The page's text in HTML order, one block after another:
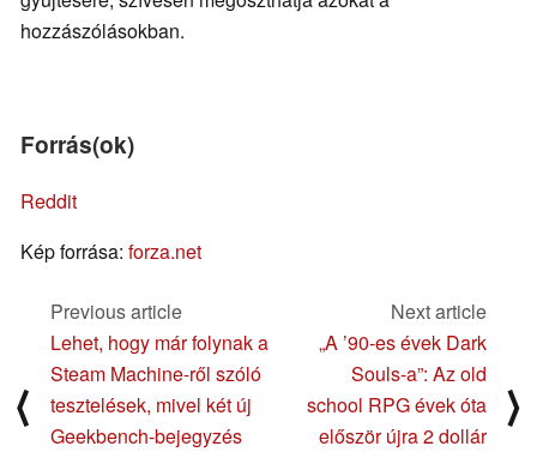
hozzászólásokban.
Forrás(ok)
Reddit
Kép forrása: forza.net
⟨
Previous article
Lehet, hogy már folynak a
Steam Machine-ről szóló
tesztelések, mivel két új
Geekbench-bejegyzés
Next article
„A ’90-es évek Dark
Souls-a”: Az old
school RPG évek óta
először újra 2 dollár
⟩